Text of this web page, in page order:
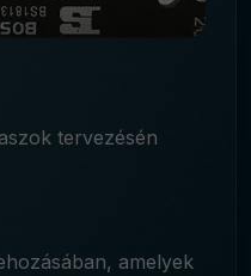
tervezésén
amelyek